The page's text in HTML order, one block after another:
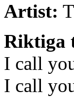
Artist:
Riktiga
I call
I call